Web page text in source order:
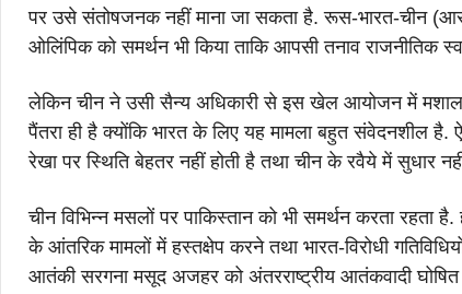
पर उसे संतोषजनक नहीं माना जा सकता है. रूस-भारत-चीन
ओलिंपिक को समर्थन भी किया ताकि आपसी तनाव राजनीतिक
लेकिन चीन ने उसी सैन्य अधिकारी से इस खेल आयोजन में
पैंतरा ही है क्योंकि भारत के लिए यह मामला बहुत संवेदनशील
रेखा पर स्थिति बेहतर नहीं होती है तथा चीन के रवैये में सुधार
चीन विभिन्न मसलों पर पाकिस्तान को भी समर्थन करता रहता
के आंतरिक मामलों में हस्तक्षेप करने तथा भारत-विरोधी
आतंकी सरगना मसूद अजहर को अंतरराष्ट्रीय आतंकवादी